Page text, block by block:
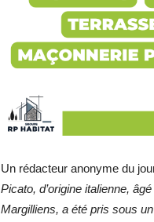
Un rédacteur anonyme du
Picato, d’origine italienne,
Margilliens, a été pris sous